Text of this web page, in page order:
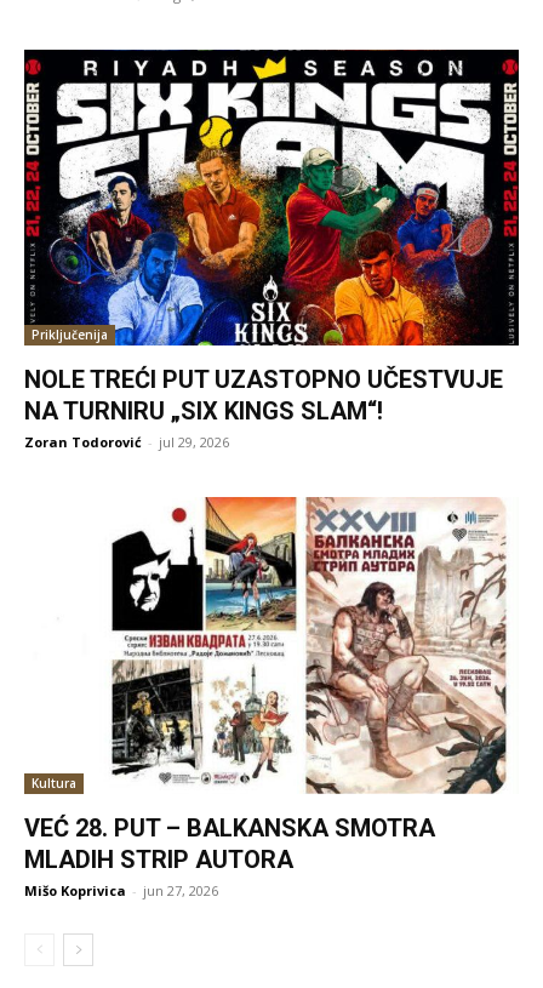
Priključenija
NOLE TREĆI PUT UZASTOPNO UČESTVUJE
NA TURNIRU „SIX KINGS SLAM“!
Zoran Todorović - jul 29, 2026
Kultura
VEĆ 28. PUT – BALKANSKA SMOTRA
MLADIH STRIP AUTORA
Mišo Koprivica - jun 27, 2026